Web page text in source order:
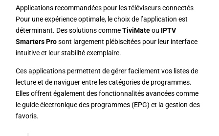
Applications recommandées pour les téléviseurs connectés
Pour une expérience optimale, le choix de l’application est
déterminant. Des solutions commeTiviMateou IPTV
Smarters Prosont largement plébiscitées pour leur interface
intuitive et leur stabilité exemplaire.
Ces applications permettent de gérer facilement vos listes de
lecture et de naviguer entre les catégories de programmes.
Elles offrent également des fonctionnalités avancées comme
le guide électronique des programmes (EPG) et la gestion des
favoris.